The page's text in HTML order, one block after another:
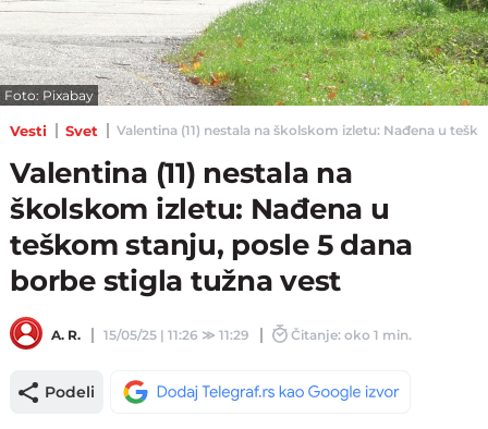
Foto: Pixabay
Vesti Svet Valentina (11) nestala na školskom izletu: Nađena u
Valentina (11) nestala na
školskom izletu: Nađena u
teškom stanju, posle 5 dana
borbe stigla tužna vest
A. R. 15/05/25 | 11:26 ≫11:29 Čitanje: oko 1 min.
Podeli